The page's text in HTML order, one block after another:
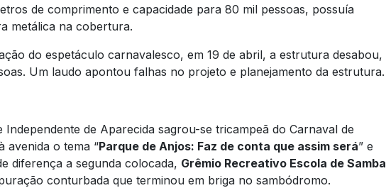
de comprimento e capacidade para 80 mil pessoas, possuía
metálica na cobertura.
do espetáculo carnavalesco, em 19 de abril, a estrutura desabou,
Um laudo apontou falhas no projeto e planejamento da estrutura.
Independente de Aparecida sagrou-se tricampeã do Carnaval de
avenida o tema “Parque de Anjos: Faz de conta que assim será” e
diferença a segunda colocada, Grêmio Recreativo Escola de Samba
conturbada que terminou em briga no sambódromo.